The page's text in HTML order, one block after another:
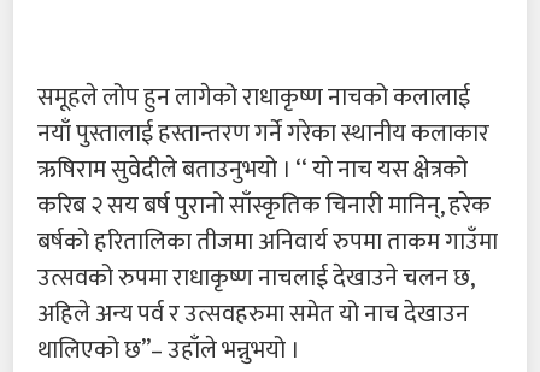
समूहले लोप हुन लागेको राधाकृष्ण नाचको कलालाई
नयाँ पुस्तालाई हस्तान्तरण गर्ने गरेका स्थानीय कलाकार
ऋषिराम सुवेदीले बताउनुभयो । ‘‘ यो नाच यस क्षेत्रको
करिब २ सय बर्ष पुरानो साँस्कृतिक चिनारी मानिन्, हरेक
बर्षको हरितालिका तीजमा अनिवार्य रुपमा ताकम गाउँमा
उत्सवको रुपमा राधाकृष्ण नाचलाई देखाउने चलन छ,
अहिले अन्य पर्व र उत्सवहरुमा समेत यो नाच देखाउन
थालिएको छ’’– उहाँले भन्नुभयो ।